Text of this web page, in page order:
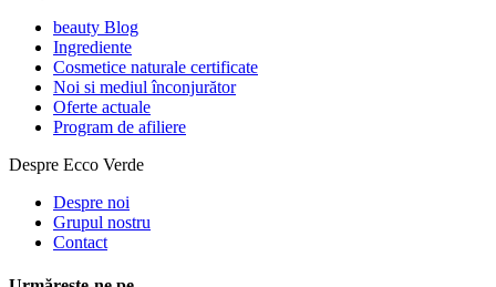
beauty Blog
Ingrediente
Cosmetice naturale certificate
Noi si mediul înconjurător
Oferte actuale
Program de afiliere
Despre Ecco Verde
Despre noi
Grupul nostru
Contact